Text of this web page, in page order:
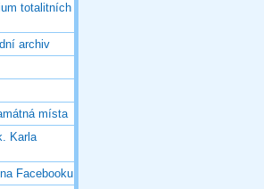
totalitních
archiv
místa
Karla
Facebooku